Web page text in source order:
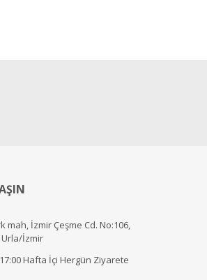
mah, İzmir Çeşme Cd. No:106,
Urla/İzmir
Hafta İçi Hergün Ziyarete